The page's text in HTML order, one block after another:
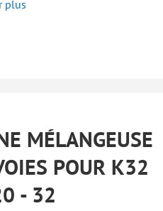
plus
MÉLANGEUSE
POUR K32
- 32